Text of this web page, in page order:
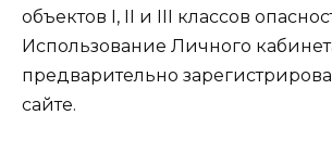
объектов I, II и III классов
Использование Личного
предварительно
сайте.